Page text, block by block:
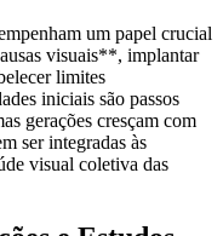
um papel crucial
visuais**, implantar
limites
iniciais são passos
gerações cresçam com
ser integradas às
visual coletiva das